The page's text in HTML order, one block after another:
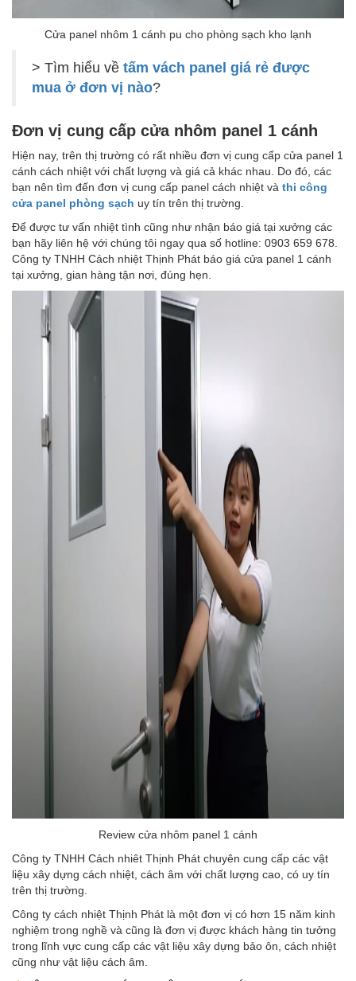
Cửa panel nhôm 1 cánh pu cho phòng sạch kho lạnh
> Tìm hiểu về tấm vách panel giá rẻ được
mua ở đơn vị nào?
Đơn vị cung cấp cửa nhôm panel 1 cánh
Hiện nay, trên thị trường có rất nhiều đơn vị cung cấp cửa panel 1
cánh cách nhiệt với chất lượng và giá cả khác nhau. Do đó, các
bạn nên tìm đến đơn vị cung cấp panel cách nhiệt và thi công
cửa panel phòng sạch uy tín trên thị trường.
Để được tư vấn nhiệt tình cũng như nhận báo giá tại xưởng các
bạn hãy liên hệ với chúng tôi ngay qua số hotline: 0903 659 678.
Công ty TNHH Cách nhiệt Thịnh Phát báo giá cửa panel 1 cánh
tại xưởng, gian hàng tận nơi, đúng hẹn.
Review cửa nhôm panel 1 cánh
Công ty TNHH Cách nhiêt Thịnh Phát chuyên cung cấp các vật
liệu xây dựng cách nhiệt, cách âm với chất lượng cao, có uy tín
trên thị trường.
Công ty cách nhiệt Thịnh Phát là một đơn vị có hơn 15 năm kinh
nghiệm trong nghề và cũng là đơn vị được khách hàng tin tưởng
trong lĩnh vực cung cấp các vật liệu xây dựng bảo ôn, cách nhiệt
cũng như vật liệu cách âm.